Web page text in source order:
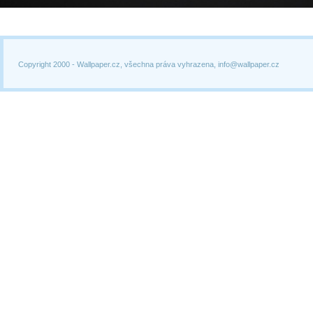
Copyright 2000 - Wallpaper.cz, všechna práva vyhrazena, info@wallpaper.cz